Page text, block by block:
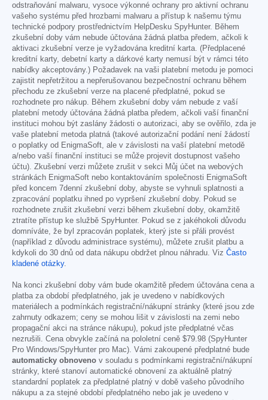
odstraňování malwaru, vysoce výkonné ochrany pro aktivní ochranu
vašeho systému před hrozbami malwaru a přístup k našemu týmu
technické podpory prostřednictvím HelpDesku SpyHunter. Během
zkušební doby vám nebude účtována žádná platba předem, ačkoli k
aktivaci zkušební verze je vyžadována kreditní karta. (Předplacené
kreditní karty, debetní karty a dárkové karty nemusí být v rámci této
nabídky akceptovány.) Požadavek na vaši platební metodu je pomoci
zajistit nepřetržitou a nepřerušovanou bezpečnostní ochranu během
přechodu ze zkušební verze na placené předplatné, pokud se
rozhodnete pro nákup. Během zkušební doby vám nebude z vaší
platební metody účtována žádná platba předem, ačkoli vaší finanční
instituci mohou být zaslány žádosti o autorizaci, aby se ověřilo, zda je
vaše platební metoda platná (takové autorizační podání není žádostí
o poplatky od EnigmaSoft, ale v závislosti na vaší platební metodě
a/nebo vaší finanční instituci se může projevit dostupnost vašeho
účtu). Zkušební verzi můžete zrušit v sekci Můj účet na webových
stránkách EnigmaSoft nebo kontaktováním společnosti EnigmaSoft
před koncem 7denní zkušební doby, abyste se vyhnuli splatnosti a
zpracování poplatku ihned po vypršení zkušební doby. Pokud se
rozhodnete zrušit zkušební verzi během zkušební doby, okamžitě
ztratíte přístup ke službě SpyHunter. Pokud se z jakéhokoli důvodu
domníváte, že byl zpracován poplatek, který jste si přáli provést
(například z důvodu administrace systému), můžete zrušit platbu a
kdykoli do 30 dnů od data nákupu obdržet plnou náhradu. Viz Často
kladené otázky.
Na konci zkušební doby vám bude okamžitě předem účtována cena a
platba za období předplatného, jak je uvedeno v nabídkových
materiálech a podmínkách registrační/nákupní stránky (které jsou zde
zahrnuty odkazem; ceny se mohou lišit v závislosti na zemi nebo
propagační akci na stránce nákupu), pokud jste předplatné včas
nezrušili. Cena obvykle začíná na pololetní ceně $79.98 (SpyHunter
Pro Windows/SpyHunter pro Mac). Vámi zakoupené předplatné bude
automaticky obnoveno v souladu s podmínkami registrační/nákupní
stránky, které stanoví automatické obnovení za aktuálně platný
standardní poplatek za předplatné platný v době vašeho původního
nákupu a za stejné období předplatného nebo jak je uvedeno v